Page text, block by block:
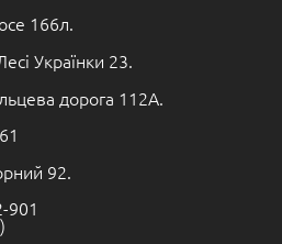
166л.
Українки 23.
дорога 112А.
92.
901